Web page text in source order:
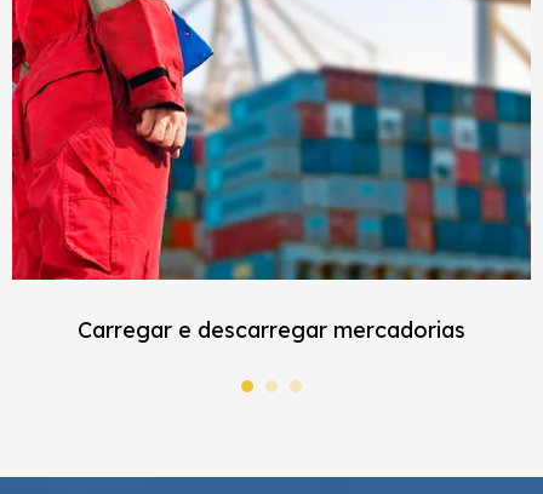
Carregar e descarregar mercadorias